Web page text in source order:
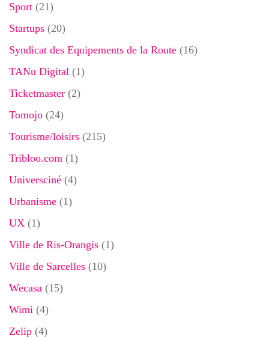
Sport (21)
Startups (20)
Syndicat des Equipements de la Route (16)
TANu Digital (1)
Ticketmaster (2)
Tomojo (24)
Tourisme/loisirs (215)
Tribloo.com (1)
Universciné (4)
Urbanisme (1)
UX (1)
Ville de Ris-Orangis (1)
Ville de Sarcelles (10)
Wecasa (15)
Wimi (4)
Zelip (4)